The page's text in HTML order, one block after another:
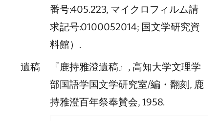
番号:405.223, マイクロフィルム請
求記号:0100052014; 国文学研究資
料館）.
遺稿
『鹿持雅澄遺稿』, 高知大学文理学
部国語学国文学研究室/編・翻刻, 鹿
持雅澄百年祭奉賛会, 1958.